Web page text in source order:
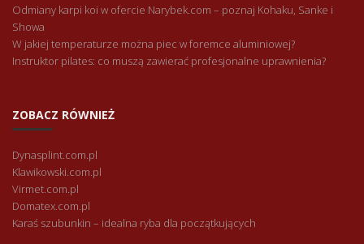
Odmiany karpi koi w ofercie Narybek.com – poznaj Kohaku, Sanke i
Showa
W jakiej temperaturze można piec w foremce aluminiowej?
Instruktor pilates: co muszą zawierać profesjonalne uprawnienia?
ZOBACZ RÓWNIEŻ
Dynasplint.com.pl
Klawikowski.com.pl
Virmet.com.pl
Domatex.com.pl
Karaś szubunkin – idealna ryba dla początkujących